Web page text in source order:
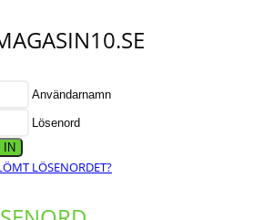
Användarnamn
Lösenord
LÖSENORDET?